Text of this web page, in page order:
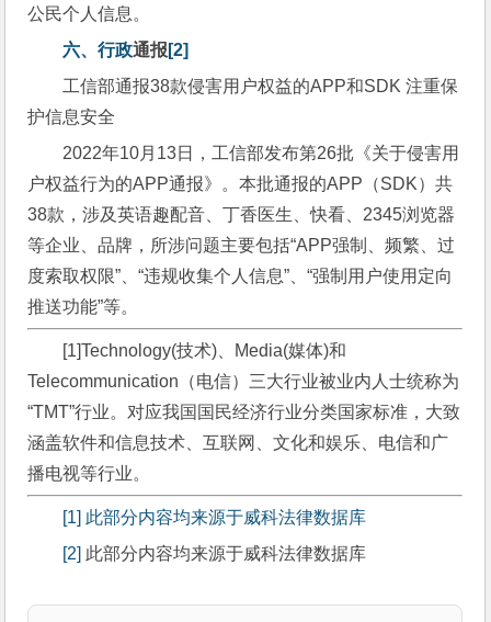
公民个人信息。
六、行政通报 [2]
工信部通报38款侵害用户权益的APP和SDK 注重保
护信息安全
2022年10月13日，工信部发布第26批《关于侵害用
户权益行为的APP通报》。本批通报的APP（SDK）共
38款，涉及英语趣配音、丁香医生、快看、2345浏览器
等企业、品牌，所涉问题主要包括“APP强制、频繁、过
度索取权限”、“违规收集个人信息”、“强制用户使用定向
推送功能”等。
[1]Technology(技术)、Media(媒体)和
Telecommunication（电信）三大行业被业内人士统称为
“TMT”行业。对应我国国民经济行业分类国家标准，大致
涵盖软件和信息技术、互联网、文化和娱乐、电信和广
播电视等行业。
[1] 此部分内容均来源于威科法律数据库
[2] 此部分内容均来源于威科法律数据库